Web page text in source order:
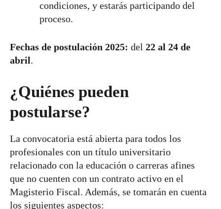
condiciones, y estarás participando del
proceso.
Fechas de postulación 2025: del 22 al 24 de
abril.
¿Quiénes pueden
postularse?
La convocatoria está abierta para todos los
profesionales con un título universitario
relacionado con la educación o carreras afines
que no cuenten con un contrato activo en el
Magisterio Fiscal. Además, se tomarán en cuenta
los siguientes aspectos: